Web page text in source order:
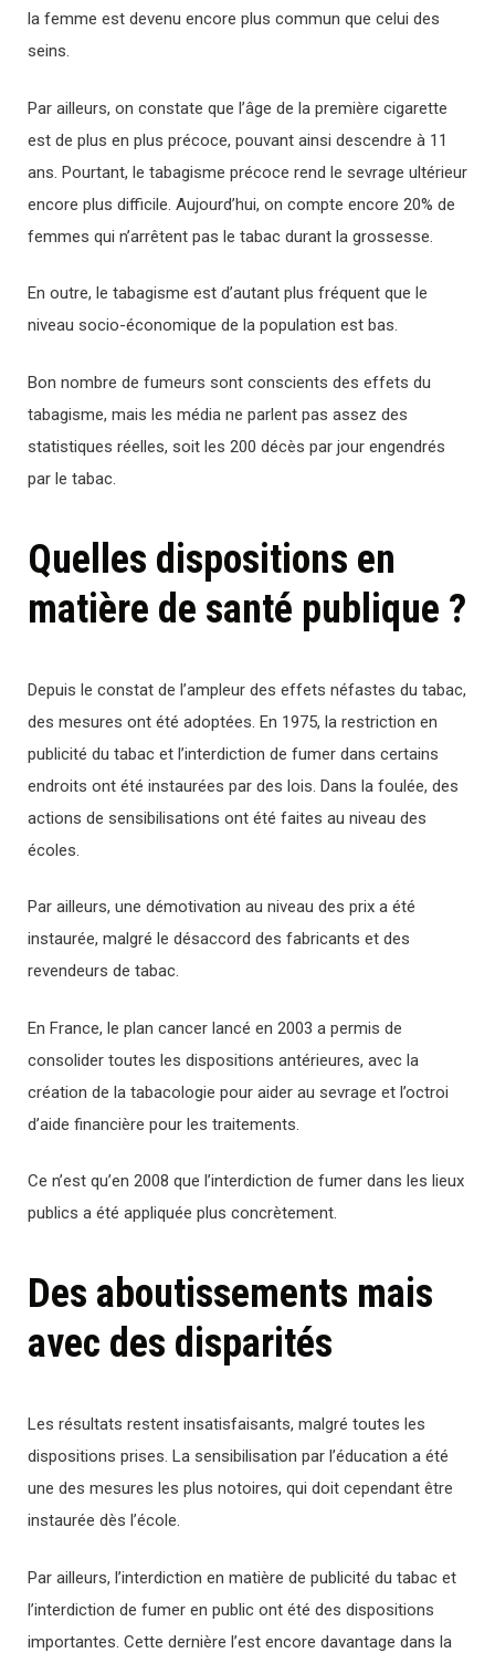
la femme est devenu encore plus commun que celui des
seins.
Par ailleurs, on constate que l’âge de la première cigarette
est de plus en plus précoce, pouvant ainsi descendre à 11
ans. Pourtant, le tabagisme précoce rend le sevrage ultérieur
encore plus difficile. Aujourd’hui, on compte encore 20% de
femmes qui n’arrêtent pas le tabac durant la grossesse.
En outre, le tabagisme est d’autant plus fréquent que le
niveau socio-économique de la population est bas.
Bon nombre de fumeurs sont conscients des effets du
tabagisme, mais les média ne parlent pas assez des
statistiques réelles, soit les 200 décès par jour engendrés
par le tabac.
Quelles dispositions en
matière de santé publique ?
Depuis le constat de l’ampleur des effets néfastes du tabac,
des mesures ont été adoptées. En 1975, la restriction en
publicité du tabac et l’interdiction de fumer dans certains
endroits ont été instaurées par des lois. Dans la foulée, des
actions de sensibilisations ont été faites au niveau des
écoles.
Par ailleurs, une démotivation au niveau des prix a été
instaurée, malgré le désaccord des fabricants et des
revendeurs de tabac.
En France, le plan cancer lancé en 2003 a permis de
consolider toutes les dispositions antérieures, avec la
création de la tabacologie pour aider au sevrage et l’octroi
d’aide financière pour les traitements.
Ce n’est qu’en 2008 que l’interdiction de fumer dans les lieux
publics a été appliquée plus concrètement.
Des aboutissements mais
avec des disparités
Les résultats restent insatisfaisants, malgré toutes les
dispositions prises. La sensibilisation par l’éducation a été
une des mesures les plus notoires, qui doit cependant être
instaurée dès l’école.
Par ailleurs, l’interdiction en matière de publicité du tabac et
l’interdiction de fumer en public ont été des dispositions
importantes. Cette dernière l’est encore davantage dans la